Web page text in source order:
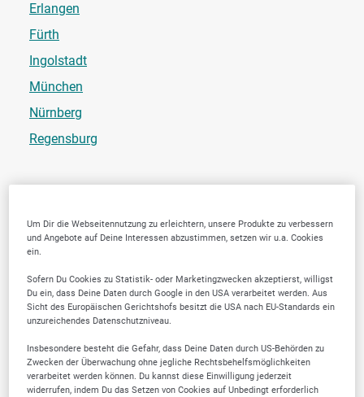
Erlangen
Fürth
Ingolstadt
München
Nürnberg
Regensburg
Berlin
Brandenburg
Potsdam
Um Dir die Webseitennutzung zu erleichtern, unsere Produkte zu verbessern
und Angebote auf Deine Interessen abzustimmen, setzen wir u.a. Cookies
ein.
Sofern Du Cookies zu Statistik- oder Marketingzwecken akzeptierst, willigst
Du ein, dass Deine Daten durch Google in den USA verarbeitet werden. Aus
Sicht des Europäischen Gerichtshofs besitzt die USA nach EU-Standards ein
unzureichendes Datenschutzniveau.
Insbesondere besteht die Gefahr, dass Deine Daten durch US-Behörden zu
Zwecken der Überwachung ohne jegliche Rechtsbehelfsmöglichkeiten
verarbeitet werden können. Du kannst diese Einwilligung jederzeit
widerrufen, indem Du das Setzen von Cookies auf Unbedingt erforderlich